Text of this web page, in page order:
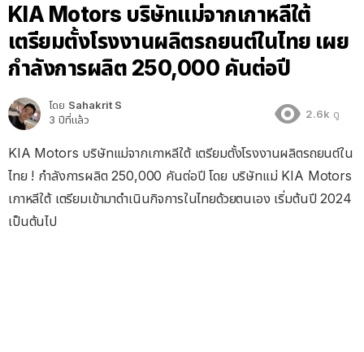
KIA Motors บริษัทแม่จากเกาหลีใต้
เตรียมตั้งโรงงานผลิตรถยนต์ในไทย เผย
กำลังการผลิต 250,000 คันต่อปี
โดย Sahakrit S
3 ปีที่แล้ว
2.6k ดู
KIA Motors บริษัทแม่จากเกาหลีใต้ เตรียมตั้งโรงงานผลิตรถยนต์ใน
ไทย ! กำลังการผลิต 250,000 คันต่อปี โดย บริษัทแม่ KIA Motors
เกาหลีใต้ เตรียมเข้ามาดำเนินกิจการในไทยด้วยตนเอง เริ่มต้นปี 2024
เป็นต้นไป